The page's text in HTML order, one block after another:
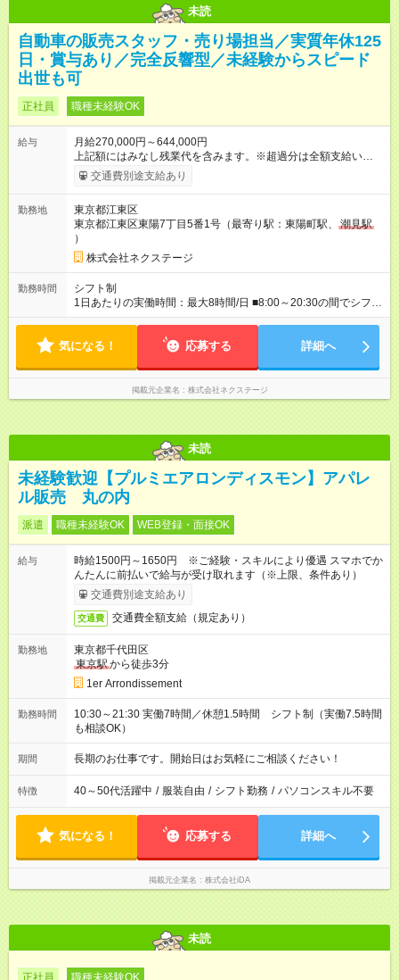
未読
自動車の販売スタッフ・売り場担当／実質年休125
日・賞与あり／完全反響型／未経験からスピード
出世も可
正社員 職種未経験OK
給与
月給270,000円～644,000円
上記額にはみなし残業代を含みます。※超過分は全額支給いたし
ます。 みなし残業代 59,000円／月 みなし残業時間 29時間／月
※スキル・能力等を考慮の上決定します。 ＼★ご希望の働き方
ーバル型（全国転勤あり） 月収32万円～64万4，000円 ※グロ
ーバル手当4万1，000円／月を含みます。 ■中域型（エリア内勤
務：県を跨ぐ転勤あり・転居は応相談） 月収29万円～60万7，
000円 ■地域限定型（転居を伴う転勤なし：通勤可能な範囲の
み） 月収270万～58万3，000円 【 昇給・賞与 】 ■昇給：年1
回 ■賞与：通常賞与/年4回＋チーム賞与/年2回（☆あなたの活躍
に合わせて支給！※規定あり） 【試用期間】試用期間あり 試用
交通費別途支給あり
勤務地
東京都江東区
東京都江東区東陽7丁目5番1号（最寄り駅：東陽町駅、
潮見駅
）
株式会社ネクステージ
勤務時間
シフト制
1日あたりの実働時間：最大8時間/日 ■8:00～20:30の間でシフト
制（実働8h／休憩60分） ※9:30～18:30（メイン時間帯）を軸
業が少なめなので、仕事終わりの趣味や家族と過ごす時間もた
気になる！ 応募する 詳細へ
掲載元企業名 株式会社ネクステージ
未読
未経験歓迎【プルミエアロンディスモン】アパレ
ル販売 丸の内
派遣 職種未経験OK WEB登録・面接OK
給与
時給1500円～1650円 ※ご経験・スキルにより優遇 スマホでか
んたんに前払いで給与が受け取れます（※上限、条件あり）
交通費別途支給あり
交通費 交通費全額支給（規定あり）
勤務地
東京都千代田区
東京駅から徒歩3分
1er Arrondissement
勤務時間
10:30～21:30 実働7時間／休憩1.5時間 シフト制（実働7.5時間
も相談OK）
期間 長期のお仕事です。開始日はお気軽にご相談ください！
特徴 40～50代活躍中 / 服装自由 / シフト勤務 / パソコンスキル不要
気になる！ 応募する 詳細へ
掲載元企業名 株式会社iDA
未読
正社員 職種未経験OK